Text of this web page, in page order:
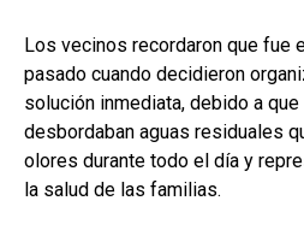
Los vecinos recordaron que fue
pasado cuando decidieron
solución inmediata, debido a
desbordaban aguas residuales
olores durante todo el día y
la salud de las familias.